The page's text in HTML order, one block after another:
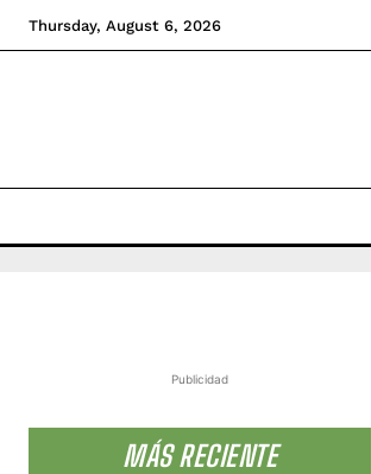
Thursday, August 6, 2026
Publicidad
MÁS RECIENTE